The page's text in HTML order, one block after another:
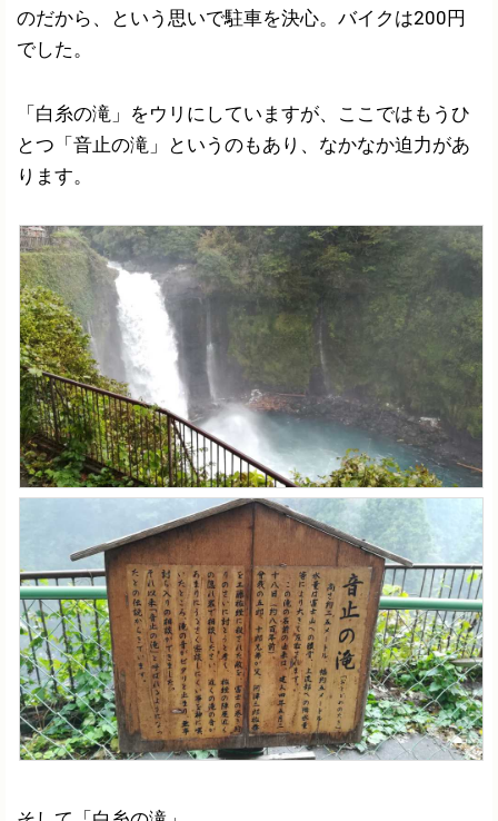
のだから、という思いで駐車を決心。バイクは200円
でした。
「白糸の滝」をウリにしていますが、ここではもうひ
とつ「音止の滝」というのもあり、なかなか迫力があ
ります。